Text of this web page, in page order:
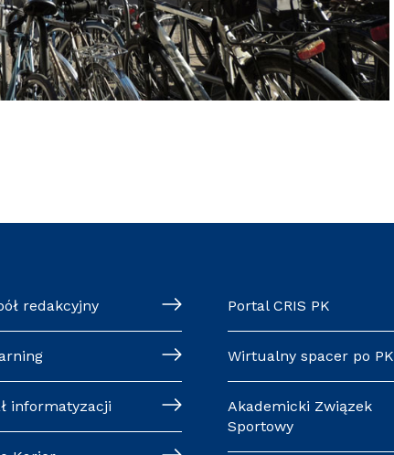
redakcyjny
informatyzacji
Portal CRIS PK
Wirtualny spacer po PK
Akademicki Związek
Sportowy